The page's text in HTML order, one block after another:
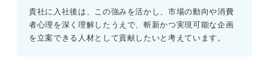
貴社に入社後は、この強みを活かし、市場の動向や消費
者心理を深く理解したうえで、斬新かつ実現可能な企画
を立案できる人材として貢献したいと考えています。